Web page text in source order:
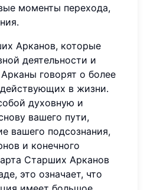
моменты перехода,
Арканов, которые
деятельности и
говорят о более
в жизни.
духовную и
вашего пути,
вашего подсознания,
и конечного
Старших Арканов
это означает, что